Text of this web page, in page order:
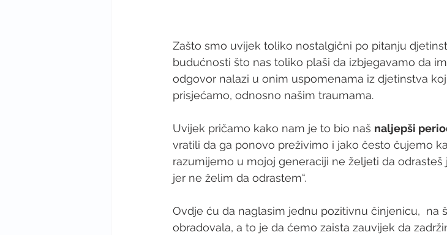
Zašto smo uvijek toliko nostalgični po pitanju
budućnosti što nas toliko plaši da izbjegavamo da
odgovor nalazi u onim uspomenama iz djetinstva
prisjećamo, odnosno našim traumama.
Uvijek pričamo kako nam je to bio naš naljepši
vratili da ga ponovo preživimo i jako često čujemo
razumijemo u mojoj generaciji ne željeti da odrasteš
jer ne želim da odrastem“.
Ovdje ću da naglasim jednu pozitivnu činjenicu,  na
obradovala, a to je da ćemo zaista zauvijek da